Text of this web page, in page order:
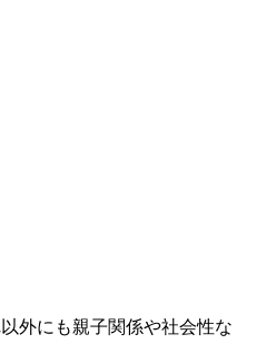
外にも親子関係や社会性な